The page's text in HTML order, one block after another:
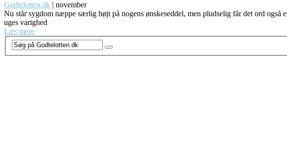
Godtelotten.dk | november
Nu står sygdom næppe særlig højt på nogens ønskeseddel, men pludselig får det ord også
uges varighed
Læs mere